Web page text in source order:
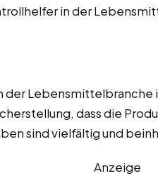
in der
Lebensmittelbranche
dass die
sind vielfältig und
Anzeige